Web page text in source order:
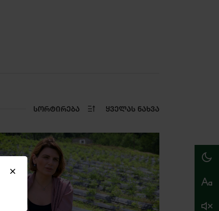
ᲡᲝᲠᲢᲘᲠᲔᲑᲐ ᲧᲕᲔᲚᲐᲡ ᲜᲐᲮᲕᲐ